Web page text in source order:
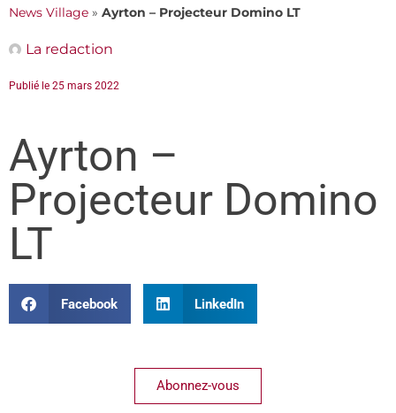
News Village » Ayrton – Projecteur Domino LT
La redaction
Publié le 25 mars 2022
Ayrton –
Projecteur Domino
LT
Facebook LinkedIn
Abonnez-vous